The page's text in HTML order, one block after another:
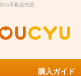
の不動産売買
購入ガイド